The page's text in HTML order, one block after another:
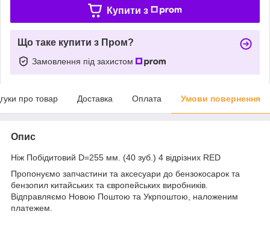
Купити з
Що таке купити з Пром?
Замовлення під захистом
про товар Доставка Оплата Умови повернення
Опис
Ніж Побідитовий D=255 мм. (40 зуб.) 4 відрізних RED
Пропонуємо запчастини та аксесуари до бензокосарок та
бензопил китайських та європейських виробників.
Відправляємо Новою Поштою та Укрпоштою, наложеним
платежем.